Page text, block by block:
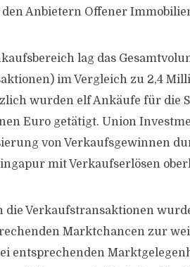
Anbietern Offener
lag das
im Vergleich zu 2,4
wurden elf Ankäufe für die
Euro getätigt. Union
von Verkaufsgewinnen
mit Verkaufserlösen
die Verkaufstransaktionen
Marktchancen zur
entsprechenden